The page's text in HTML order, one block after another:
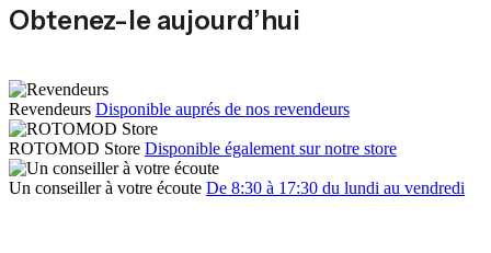
Obtenez-le aujourd’hui
Revendeurs Disponible auprés de nos revendeurs
ROTOMOD Store Disponible également sur notre store
Un conseiller à votre écoute De 8:30 à 17:30 du lundi au vendredi